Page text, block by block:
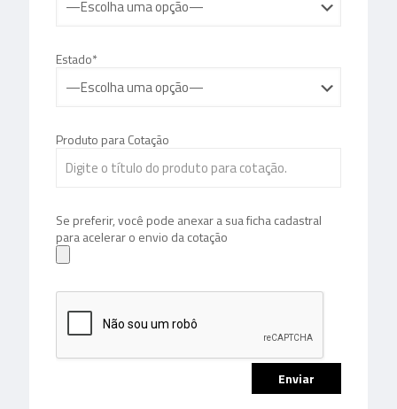
Estado*
Produto para Cotação
Se preferir, você pode anexar a sua ficha cadastral
para acelerar o envio da cotação